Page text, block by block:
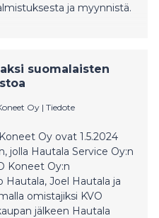
ja myynnistä.
suomalaisten
Oy | Tiedote
Oy ovat 1.5.2024
jolla Hautala Service Oy:n
Koneet Oy:n
Hautala, Joel Hautala ja
omistajiksi KVO
jälkeen Hautala